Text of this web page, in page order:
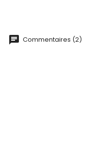
Commentaires (2)